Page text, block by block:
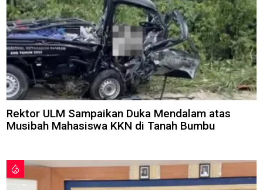
Rektor ULM Sampaikan Duka Mendalam atas
Musibah Mahasiswa KKN di Tanah Bumbu